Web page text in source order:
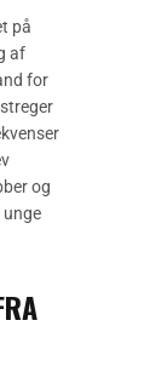
på
af
for
og
unge